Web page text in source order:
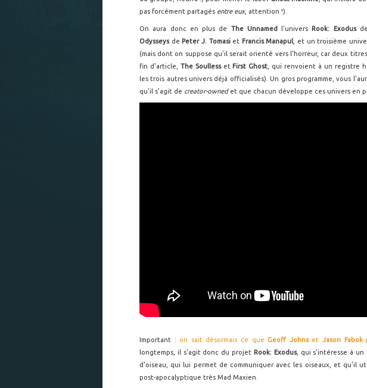
pas forcément partagés entre eux, attention !).
On aura donc en plus de The Unnamed l'univers Rook: Exodus
Odysseys de Peter J. Tomasi et Francis Manapul , et un troisième
(mais dont on suppose qu'il serait orienté vers l'horreur, car deux
fin d'article, The Soulless et First Ghost , qui renvoient à un registre
les trois autres univers déjà officialisés). Un gros programme, vous
qu'il s'agit de creator-owned et que chacun développe ces univers en
Important : on sait désormais ce queGeoff Johns etJason Fabok
longtemps, il s'agit donc du projet Rook: Exodus, qui s'intéresse à
d'oiseau, qui lui permet de communiquer avec les oiseaux, et qu'il
post-apocalyptique très Mad Maxien.